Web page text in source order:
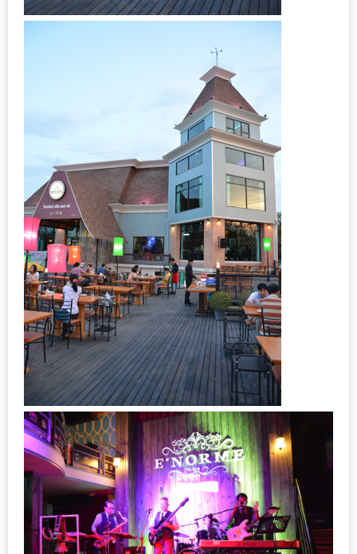
งาน
โปร
โม
ชั่น
สำหรับ
คน
รัก
บ้าน
มากมาย
MAPS
MY
ACCOUNT
NEW
FACEBOOK
TIMELINE
POLICY